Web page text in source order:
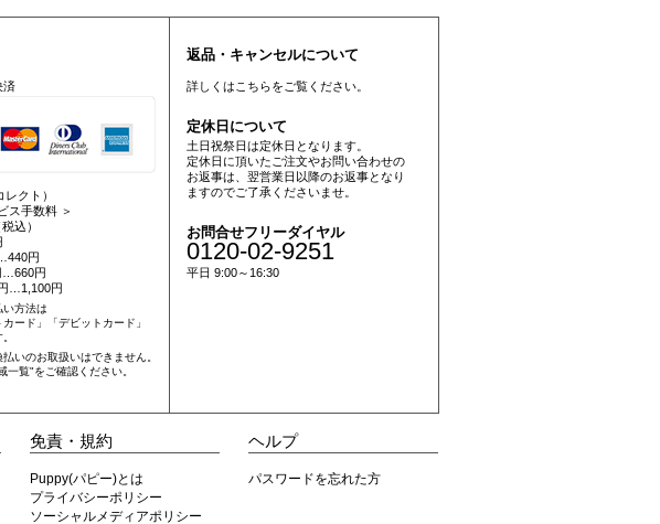
済
クト）
ス手数料 ＞
込）
円
…660円
…1,100円
い方法は
カード」「デビットカード」
いのお取扱いはできません。
一覧"をご確認ください。
返品・キャンセルについて
詳しくは こちらをご覧ください。
定休日について
土日祝祭日は定休日となります。
定休日に頂いたご注文やお問い合わせの
お返事は、翌営業日以降のお返事となり
ますのでご了承くださいませ。
お問合せフリーダイヤル
0120-02-9251
平日 9:00～16:30
免責・規約
Puppy(パピー)とは
プライバシーポリシー
ソーシャルメディアポリシー
ヘルプ
パスワードを忘れた方